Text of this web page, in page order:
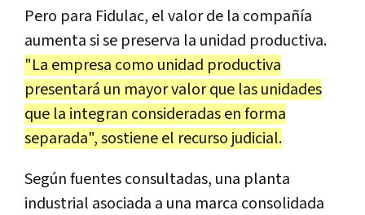
Pero para Fidulac, el valor de la compañía
aumenta si se preserva la unidad productiva.
"La empresa como unidad productiva
presentará un mayor valor que las unidades
que la integran consideradas en forma
separada", sostiene el recurso judicial.
Según fuentes consultadas, una planta
industrial asociada a una marca consolidada